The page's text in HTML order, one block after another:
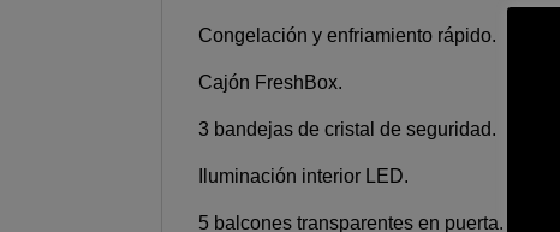
Congelación y enfriamiento rápido.
Cajón FreshBox.
3 bandejas de cristal de seguridad.
Iluminación interior LED.
5 balcones transparentes en puerta.